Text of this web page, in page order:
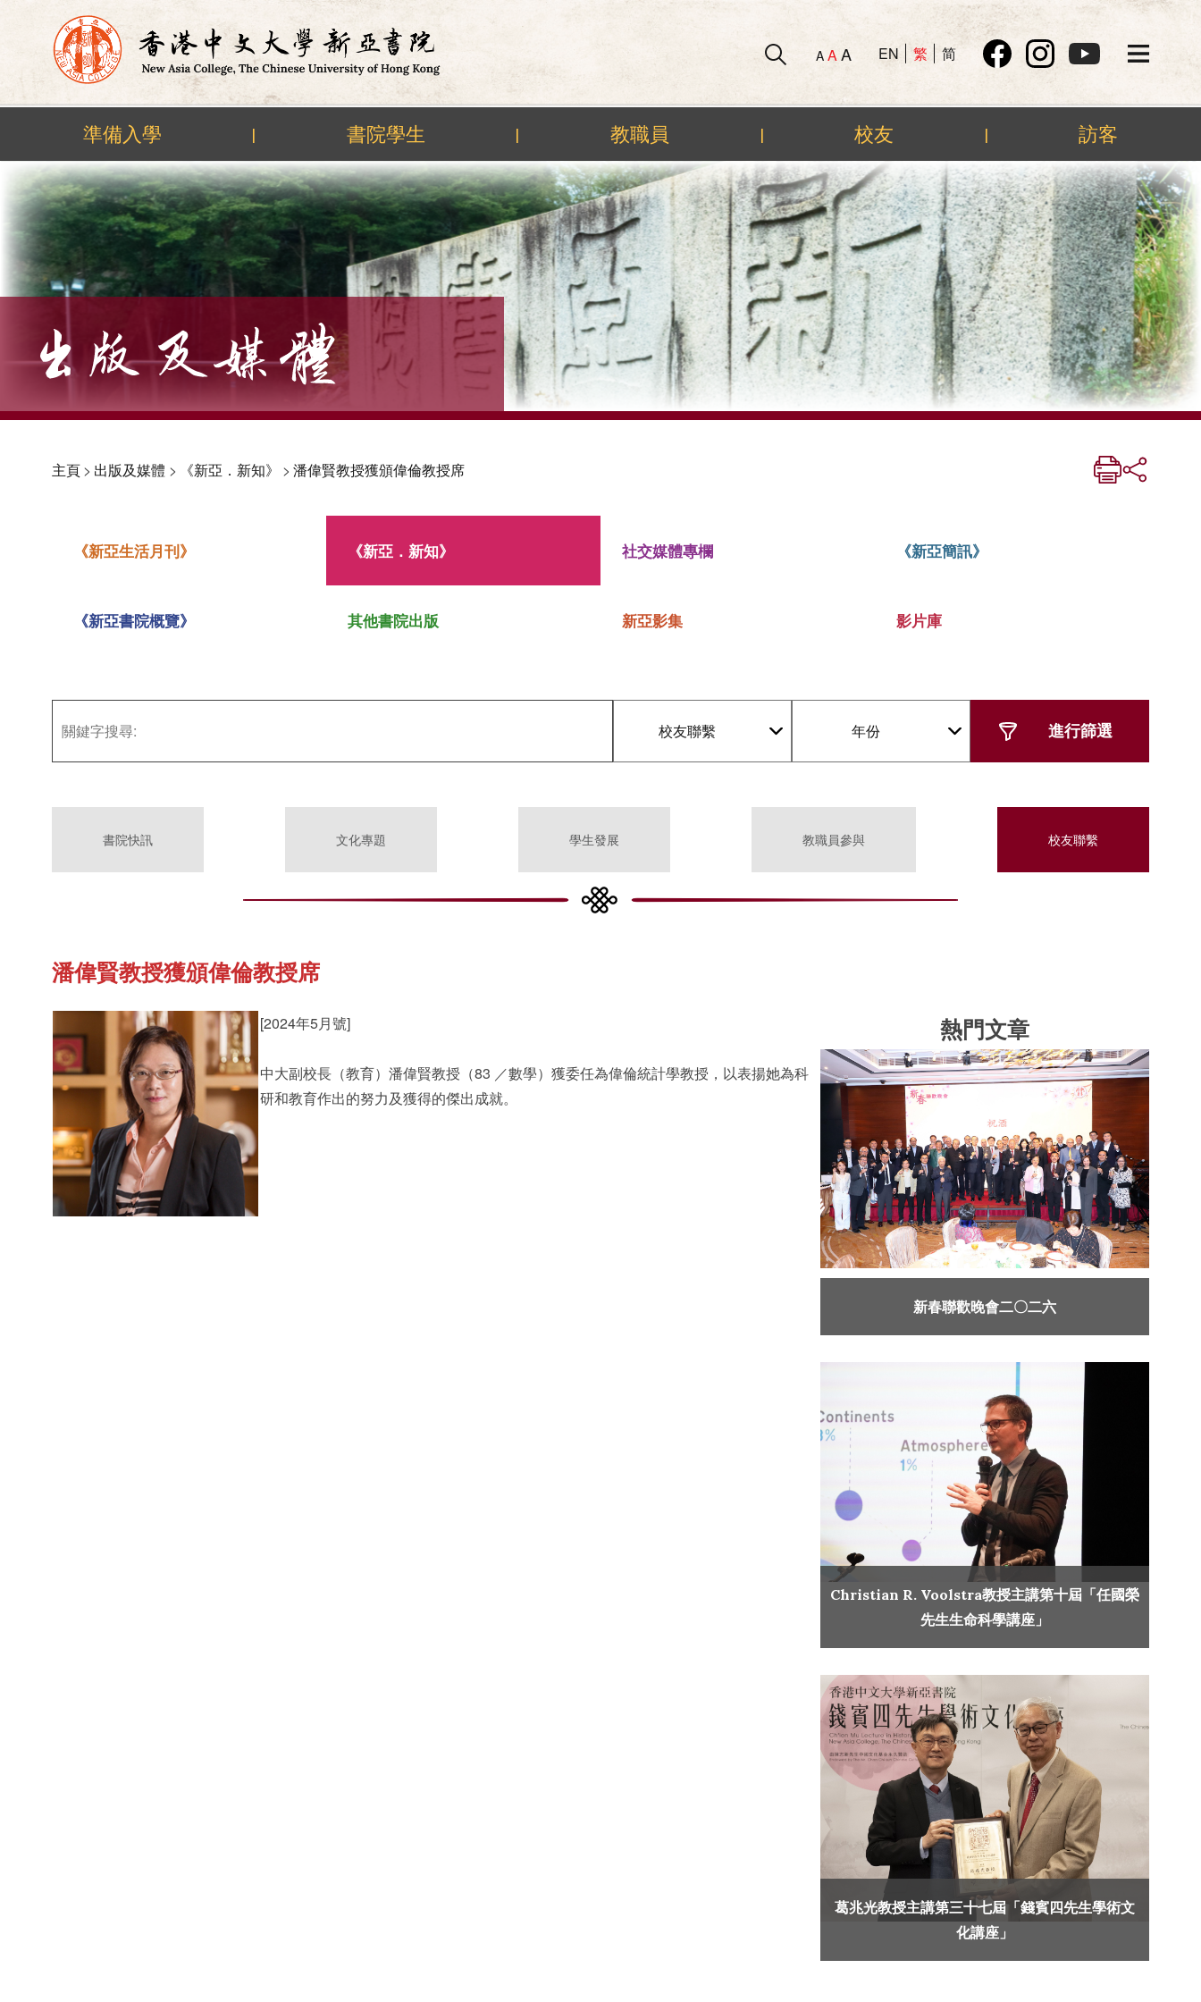
Skip
content
A AA EN 繁 简
準備入學 | 書院學生 | 教職員 | 校友 | 訪客
主頁> 出版及媒體 > 《新亞．新知》 > 潘偉賢教授獲頒偉倫教授席
《新亞生活月刊》 《新亞．新知》 社交媒體專欄 《新亞簡訊》
《新亞書院概覽》 其他書院出版 新亞影集 影片庫
校友聯繫 年份
書院快訊 文化專題 學生發展 教職員參與 校友聯繫
潘偉賢教授獲頒偉倫教授席
[2024年5月號]
中大副校長（教育）潘偉賢教授（83 ／數學）獲委任為偉倫統計學教授，以表揚她為科
研和教育作出的努力及獲得的傑出成就。
熱門文章
新春聯歡晚會二〇二六
Christian R. Voolstra教授主講第十屆「任國榮
先生生命科學講座」
葛兆光教授主講第三十七屆「錢賓四先生學術文
化講座」